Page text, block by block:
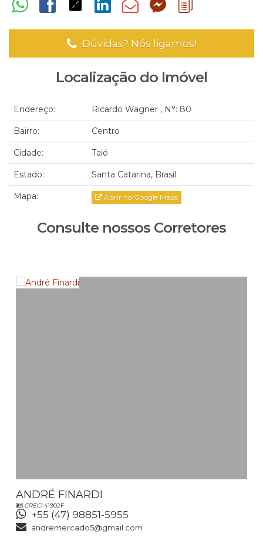
Dúvidas? Nós ligamos!
Localização do Imóvel
Endereço: Ricardo Wagner , N°: 80
Bairro: Centro
Cidade: Taió
Estado: Santa Catarina, Brasil
Mapa: Abrir no Google Maps
Consulte nossos Corretores
ANDRÉ FINARDI
CRECI41902F
+55 (47) 98851-5955
andremercado5@gmail.com